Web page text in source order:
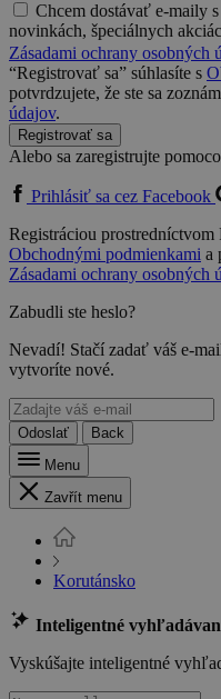
Chcem dostávať e-maily
novinkách, špeciálnych
Zásadami ochrany osobných
“Registrovať sa” súhlasíte s
potvrdzujete, že ste sa
údajov.
Registrovať sa
Alebo sa zaregistrujte
Prihlásiť sa cez Facebook
Registráciou
Obchodnými podmienkami a
Zásadami ochrany osobných
Zabudli ste heslo?
Nevadí! Stačí zadať váš e-
vytvoríte nové.
Odoslať
Back
Menu
Zavřít menu
Korutánsko
Inteligentné
Vyskúšajte inteligentné